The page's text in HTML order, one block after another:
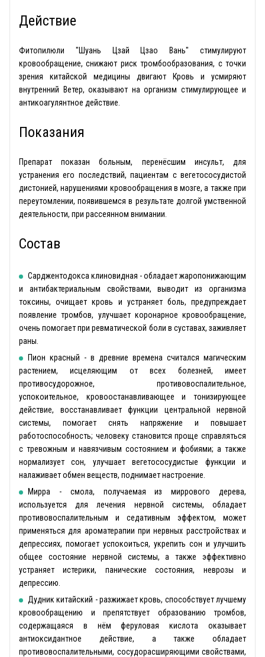
Действие
Фитопилюли "Шуань Цзай Цзао Вань" стимулируют
кровообращение, снижают риск тромбообразования, с точки
зрения китайской медицины двигают Кровь и усмиряют
внутренний Ветер, оказывают на организм стимулирующее и
антикоагулянтное действие.
Показания
Препарат показан больным, перенёсшим инсульт, для
устранения его последствий, пациентам с вегетососудистой
дистонией, нарушениями кровообращения в мозге, а также при
переутомлении, появившемся в результате долгой умственной
деятельности, при рассеянном внимании.
Состав
Сарджентодокса клиновидная - обладает жаропонижающим
и антибактериальным свойствами, выводит из организма
токсины, очищает кровь и устраняет боль, предупреждает
появление тромбов, улучшает коронарное кровообращение,
очень помогает при ревматической боли в суставах, заживляет
раны.
Пион красный - в древние времена считался магическим
растением, исцеляющим от всех болезней, имеет
противосудорожное, противовоспалительное,
успокоительное, кровоостанавливающее и тонизирующее
действие, восстанавливает функции центральной нервной
системы, помогает снять напряжение и повышает
работоспособность; человеку становится проще справляться
с тревожным и навязчивым состоянием и фобиями; а также
нормализует сон, улучшает вегетососудистые функции и
налаживает обмен веществ, поднимает настроение.
Мирра - смола, получаемая из миррового дерева,
используется для лечения нервной системы, обладает
противовоспалительным и седативным эффектом, может
применяться для ароматерапии при нервных расстройствах и
депрессиях, помогает успокоиться, укрепить сон и улучшить
общее состояние нервной системы, а также эффективно
устраняет истерики, панические состояния, неврозы и
депрессию.
Дудник китайский - разжижает кровь, способствует лучшему
кровообращению и препятствует образованию тромбов,
содержащаяся в нём феруловая кислота оказывает
антиоксидантное действие, а также обладает
противовоспалительными, сосудорасширяющими свойствами,